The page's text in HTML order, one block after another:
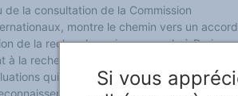
la consultation de la Commission
montre le chemin vers un accord
de la recherche qui sera conclu à Paris en
à la recherche, aux publications et à la
qui récompensent une grande
les différents résultats, activités
Si vous